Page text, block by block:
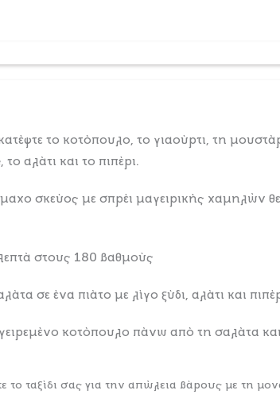
το κοτόπουλο, το γιαούρτι, τη
αλάτι και το πιπέρι.
σκεύος με σπρέι μαγειρικής χαμηλών
στους 180 βαθμούς
σε ένα πιάτο με λίγο ξύδι, αλάτι και
κοτόπουλο πάνω από τη σαλάτα
το ταξίδι σας για την απώλεια βάρους με τη